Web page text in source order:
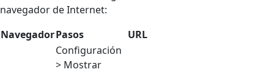
navegador de Internet:
NavegadorPasos URL
Configuración
> Mostrar